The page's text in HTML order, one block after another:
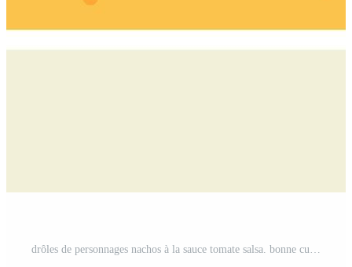
drôles de personnages nachos à la sauce tomate salsa. bonne cuisine mexicaine. illustration vectorielle Vecteur Gratuit et SVG Gratuit